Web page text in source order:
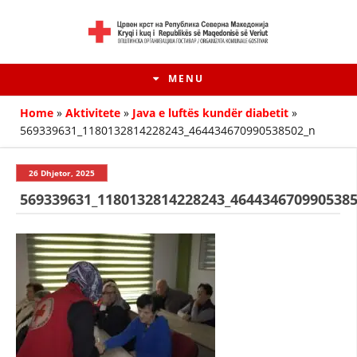
MENU
HISTORIA E LËVIZJES
HISTORIA E KRYQIT TË KUQ
Home » Aktivitete » Java e luftës kundër diabetit »
569339631_1180132814228243_464434670990538502_n
26 Dhjetor, 2025